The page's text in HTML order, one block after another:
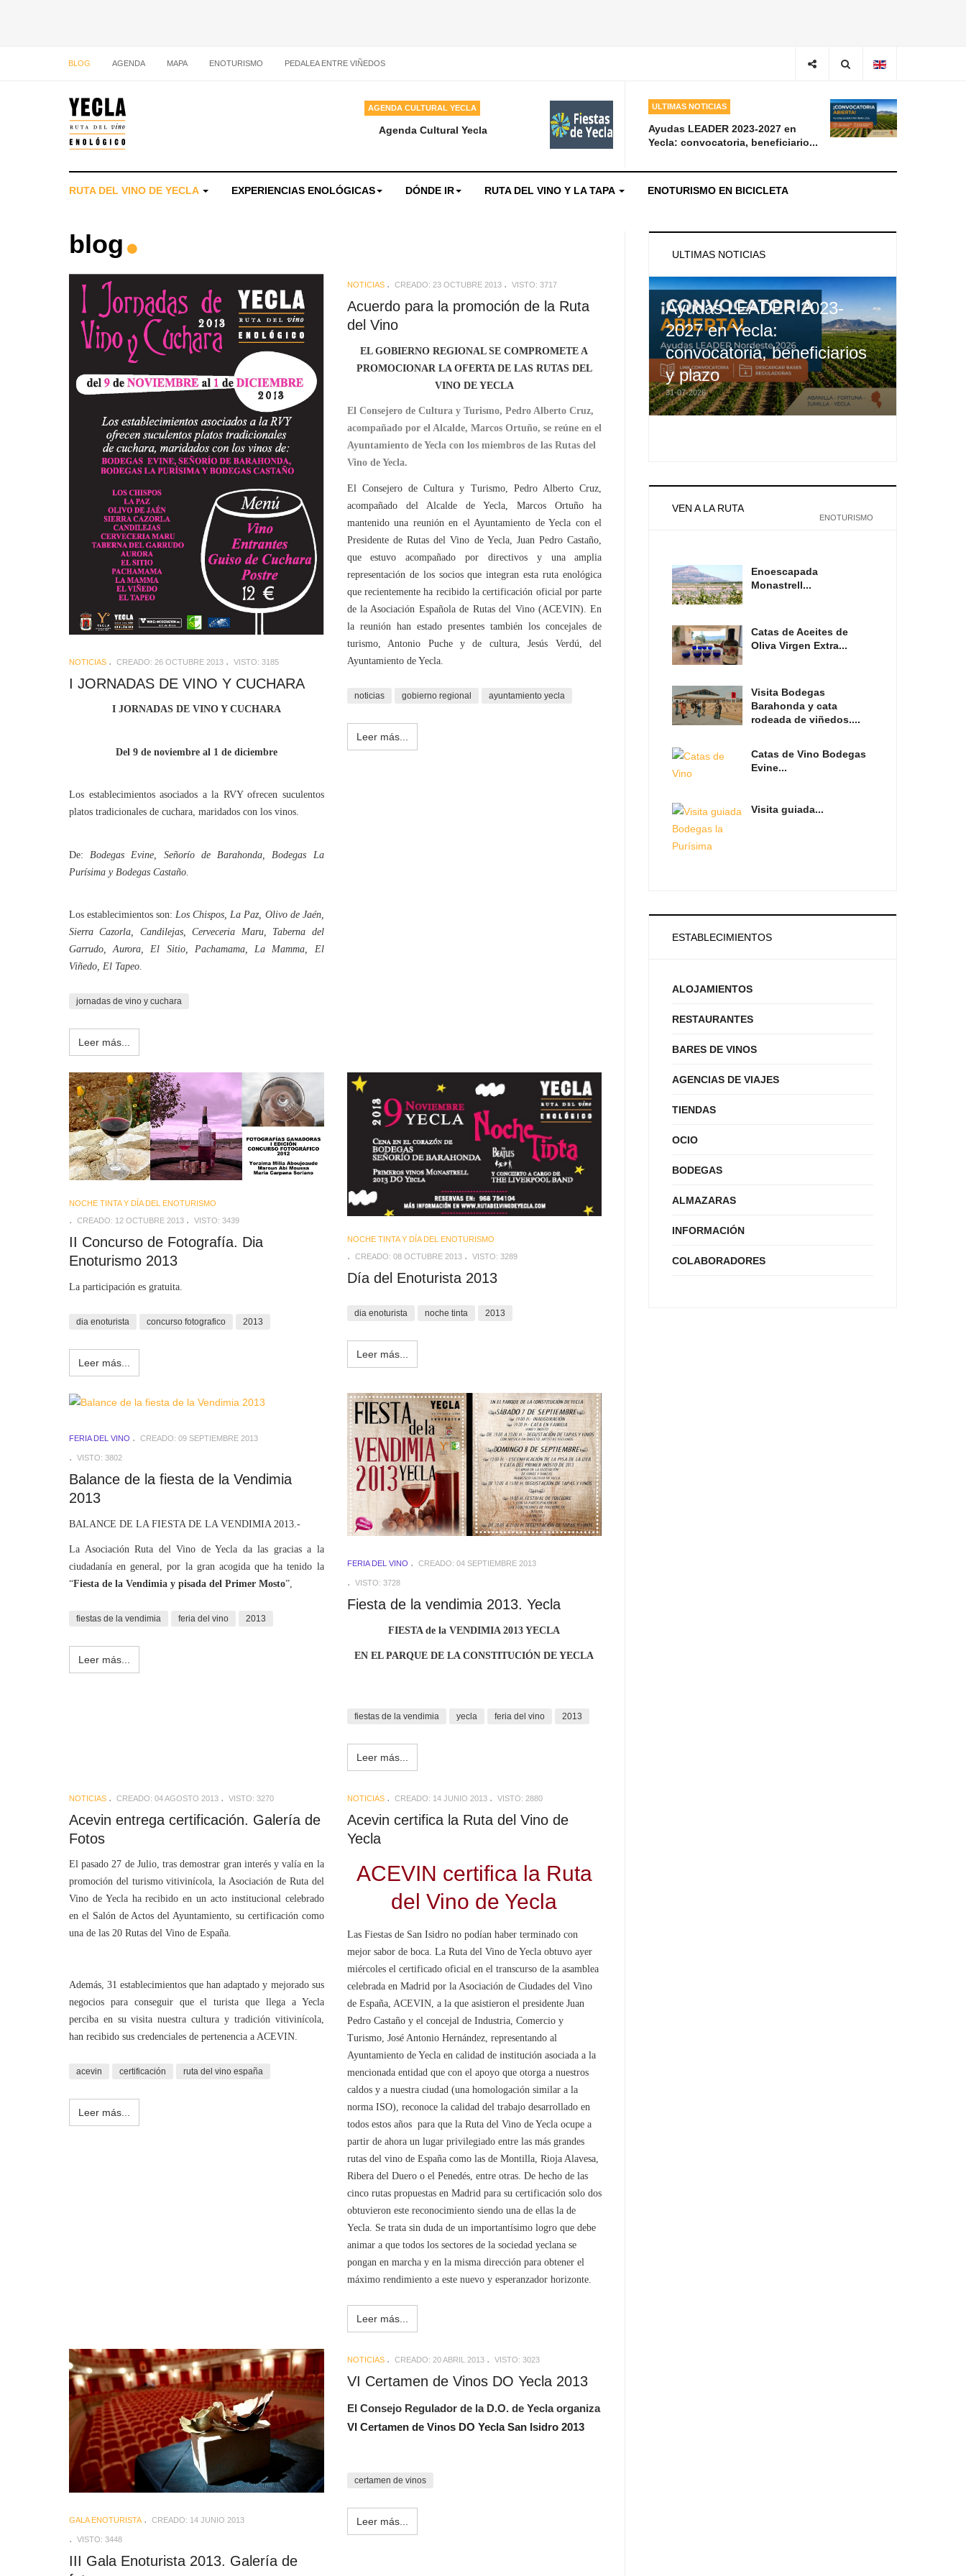
BLOG AGENDA MAPA ENOTURISMO PEDALEA ENTRE VIÑEDOS
AGENDA CULTURAL YECLA
Agenda Cultural Yecla
ULTIMAS NOTICIAS
Ayudas LEADER 2023-2027 en
Yecla: convocatoria, beneficiario...
RUTA DEL VINO DE YECLA EXPERIENCIAS ENOLÓGICAS DÓNDE IR RUTA DEL VINO Y LA TAPA ENOTURISMO EN BICICLETA
blog
NOTICIAS CREADO: 26 OCTUBRE 2013 VISTO: 3185
I JORNADAS DE VINO Y CUCHARA
I JORNADAS DE VINO Y CUCHARA
Del 9 de noviembre al 1 de diciembre
Los establecimientos asociados a la RVY ofrecen suculentos
platos tradicionales de cuchara, maridados con los vinos.
De: Bodegas Evine, Señorío de Barahonda, Bodegas La
Purísima y Bodegas Castaño.
Los establecimientos son:Los Chispos, La Paz, Olivo de Jaén,
Sierra Cazorla, Candilejas, Cerveceria Maru, Taberna del
Garrudo, Aurora, El Sitio, Pachamama, La Mamma, El
Viñedo, El Tapeo.
jornadas de vino y cuchara
Leer más...
NOTICIAS CREADO: 23 OCTUBRE 2013 VISTO: 3717
Acuerdo para la promoción de la Ruta
del Vino
EL GOBIERNO REGIONAL SE COMPROMETE A
PROMOCIONAR LA OFERTA DE LAS RUTAS DEL
VINO DE YECLA
El Consejero de Cultura y Turismo, Pedro Alberto Cruz,
acompañado por el Alcalde, Marcos Ortuño, se reúne en el
Ayuntamiento de Yecla con los miembros de las Rutas del
Vino de Yecla.
El Consejero de Cultura y Turismo, Pedro Alberto Cruz,
acompañado del Alcalde de Yecla, Marcos Ortuño ha
mantenido una reunión en el Ayuntamiento de Yecla con el
Presidente de Rutas del Vino de Yecla, Juan Pedro Castaño,
que estuvo acompañado por directivos y una amplia
representación de los socios que integran esta ruta enológica
que recientemente ha recibido la certificación oficial por parte
de la Asociación Española de Rutas del Vino (ACEVIN). En
la reunión han estado presentes también los concejales de
turismo, Antonio Puche y de cultura, Jesús Verdú, del
Ayuntamiento de Yecla.
noticias gobierno regional ayuntamiento yecla
Leer más...
NOCHE TINTA Y DÍA DEL ENOTURISMO
CREADO: 12 OCTUBRE 2013
VISTO: 3439
II Concurso de Fotografía. Dia
Enoturismo 2013
La participación es gratuita.
dia enoturista concurso fotografico 2013
Leer más...
NOCHE TINTA Y DÍA DEL ENOTURISMO
CREADO: 08 OCTUBRE 2013
VISTO: 3289
Día del Enoturista 2013
dia enoturista noche tinta 2013
Leer más...
FERIA DEL VINO CREADO: 09 SEPTIEMBRE 2013
VISTO: 3802
Balance de la fiesta de la Vendimia
2013
BALANCE DE LA FIESTA DE LA VENDIMIA 2013.-
La Asociación Ruta del Vino de Yecla da las gracias a la
ciudadanía en general, por la gran acogida que ha tenido la
“Fiesta de la Vendimia y pisada del Primer Mosto”,
fiestas de la vendimia feria del vino 2013
Leer más...
FERIA DEL VINO CREADO: 04 SEPTIEMBRE 2013
VISTO: 3728
Fiesta de la vendimia 2013. Yecla
FIESTA de la VENDIMIA 2013 YECLA
EN EL PARQUE DE LA CONSTITUCIÓN DE YECLA
fiestas de la vendimia yecla feria del vino 2013
Leer más...
NOTICIAS CREADO: 04 AGOSTO 2013 VISTO: 3270
Acevin entrega certificación. Galería de
Fotos
El pasado 27 de Julio, tras demostrar gran interés y valía en la
promoción del turismo vitivinícola, la Asociación de Ruta del
Vino de Yecla ha recibido en un acto institucional celebrado
en el Salón de Actos del Ayuntamiento, su certificación como
una de las 20 Rutas del Vino de España.
Además, 31 establecimientos que han adaptado y mejorado sus
negocios para conseguir que el turista que llega a Yecla
perciba en su visita nuestra cultura y tradición vitivinícola,
han recibido sus credenciales de pertenencia a ACEVIN.
acevin certificación ruta del vino españa
Leer más...
NOTICIAS CREADO: 14 JUNIO 2013 VISTO: 2880
Acevin certifica la Ruta del Vino de
Yecla
ACEVIN certifica la Ruta
del Vino de Yecla
Las Fiestas de San Isidro no podían haber terminado con
mejor sabor de boca. La Ruta del Vino de Yecla obtuvo ayer
miércoles el certificado oficial en el transcurso de la asamblea
celebrada en Madrid por la Asociación de Ciudades del Vino
de España, ACEVIN, a la que asistieron el presidente Juan
Pedro Castaño y el concejal de Industria, Comercio y
Turismo, José Antonio Hernández, representando al
Ayuntamiento de Yecla en calidad de institución asociada a la
mencionada entidad que con el apoyo que otorga a nuestros
caldos y a nuestra ciudad (una homologación similar a la
norma ISO), reconoce la calidad del trabajo desarrollado en
todos estos años para que la Ruta del Vino de Yecla ocupe a
partir de ahora un lugar privilegiado entre las más grandes
rutas del vino de España como las de Montilla, Rioja Alavesa,
Ribera del Duero o el Penedés, entre otras. De hecho de las
cinco rutas propuestas en Madrid para su certificación solo dos
obtuvieron este reconocimiento siendo una de ellas la de
Yecla. Se trata sin duda de un importantísimo logro que debe
animar a que todos los sectores de la sociedad yeclana se
pongan en marcha y en la misma dirección para obtener el
máximo rendimiento a este nuevo y esperanzador horizonte.
Leer más...
GALA ENOTURISTA CREADO: 14 JUNIO 2013
VISTO: 3448
III Gala Enoturista 2013. Galería de
NOTICIAS CREADO: 20 ABRIL 2013 VISTO: 3023
VI Certamen de Vinos DO Yecla 2013
El Consejo Regulador de la D.O. de Yecla organiza
VI Certamen de Vinos DO Yecla San Isidro 2013
certamen de vinos
Leer más...
ULTIMAS NOTICIAS
Ayudas LEADER 2023-
2027 en Yecla:
convocatoria, beneficiarios
y plazo
31-07-2026
VEN A LA RUTA
ENOTURISMO
Enoescapada
Monastrell...
Catas de Aceites de
Oliva Virgen Extra...
Visita Bodegas
Barahonda y cata
rodeada de viñedos....
Catas de Vino Bodegas
Evine...
Visita guiada...
ESTABLECIMIENTOS
ALOJAMIENTOS
RESTAURANTES
BARES DE VINOS
AGENCIAS DE VIAJES
TIENDAS
OCIO
BODEGAS
ALMAZARAS
INFORMACIÓN
COLABORADORES